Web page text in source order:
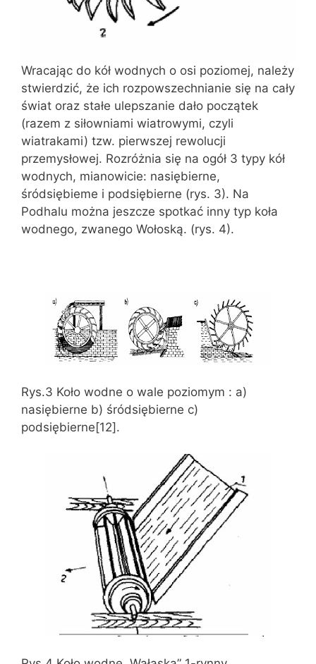
Wracając do kół wodnych o osi poziomej, należy
stwierdzić, że ich rozpowszechnianie się na cały
świat oraz stałe ulepszanie dało początek
(razem z siłowniami wiatrowymi, czyli
wiatrakami) tzw. pierwszej rewolucji
przemysłowej. Rozróżnia się na ogół 3 typy kół
wodnych, mianowicie: nasiębierne,
śródsiębieme i podsiębierne (rys. 3). Na
Podhalu można jeszcze spotkać inny typ koła
wodnego, zwanego Wołoską. (rys. 4).
Rys.3 Koło wodne o wale poziomym : a)
nasiębierne b) śródsiębierne c)
podsiębierne[12].